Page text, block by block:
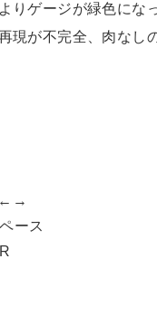
りゲージが緑色にな
現が不完全、肉なし
←→
ース